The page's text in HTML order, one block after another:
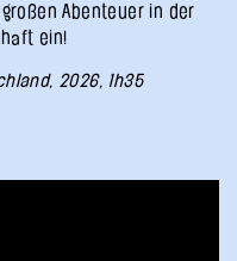
Abenteuer in der
ein!
2026, 1h35